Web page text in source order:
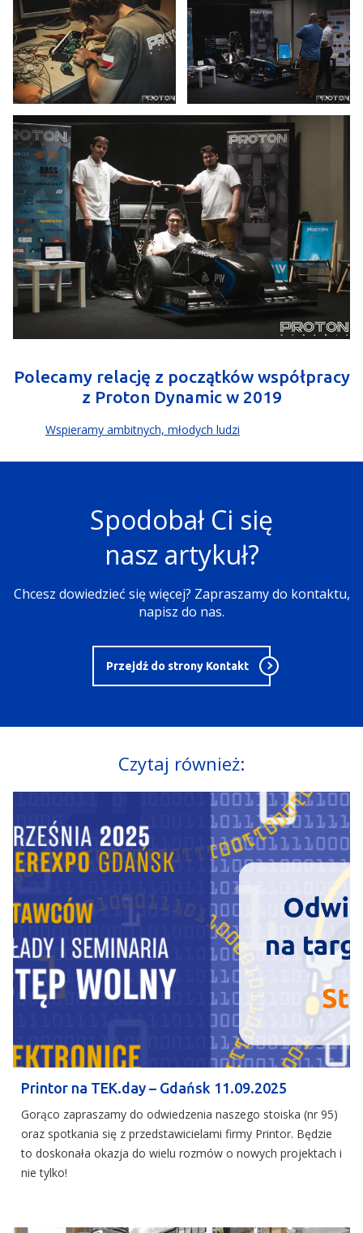
Polecamy relację z początków współpracy
z Proton Dynamic w 2019
Wspieramy ambitnych, młodych ludzi
Spodobał Ci się
nasz artykuł?
Chcesz dowiedzieć się więcej? Zapraszamy do kontaktu,
napisz do nas.
Przejdź do strony Kontakt
Czytaj również:
Printor na TEK.day – Gdańsk 11.09.2025
Gorąco zapraszamy do odwiedzenia naszego stoiska (nr 95)
oraz spotkania się z przedstawicielami firmy Printor. Będzie
to doskonała okazja do wielu rozmów o nowych projektach i
nie tylko!